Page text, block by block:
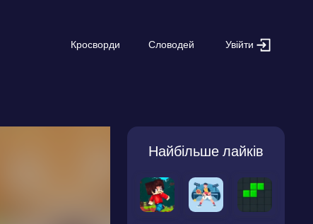
Кросворди Словодей Увійти
Найбільше лайків